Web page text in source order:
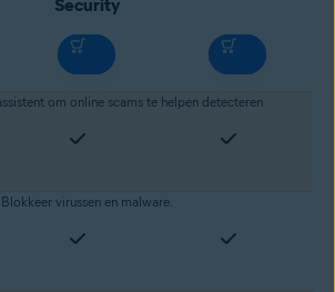
Security
om online scams te helpen detecteren
Blokkeer virussenen malware.